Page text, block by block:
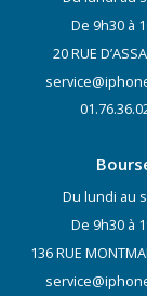
De 9h30 à
20 RUE
Du lundi au
De 9h30 à
136 RUE